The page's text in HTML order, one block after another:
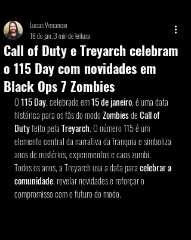
Call of Duty e Treyarch celebram
o 115 Day com novidades em
Black Ops 7 Zombies
Lucas Venancio
16 de jan.3 min de leitura
O 115 Day, celebrado em 15 de janeiro, é uma data
histórica para os fãs do modo Zombies de Call of
Duty feito pela Treyarch. O número 115 é um
elemento central da narrativa da franquia e simboliza
anos de mistérios, experimentos e caos zumbi.
Todos os anos, a Treyarch usa a data para celebrar a
comunidade, revelar novidades e reforçar o
compromisso com o futuro do modo.